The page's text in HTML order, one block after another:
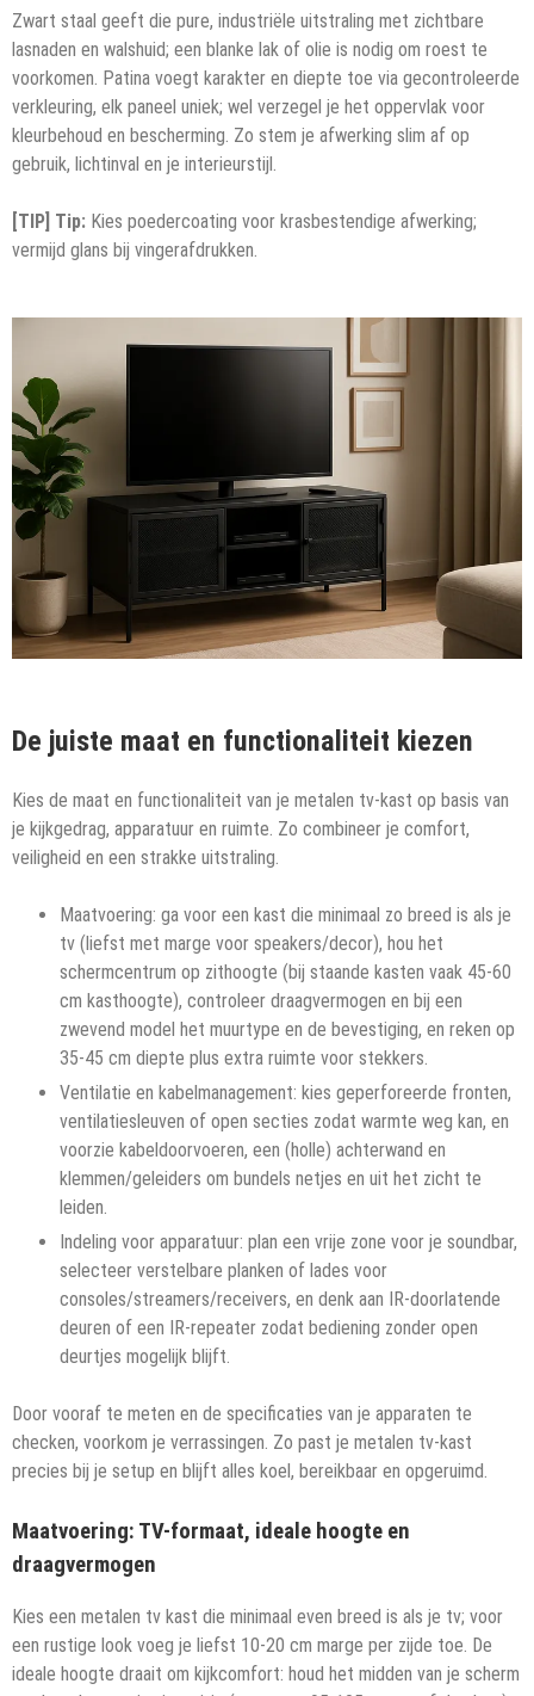
Zwart staal geeft die pure, industriële uitstraling met zichtbare
lasnaden en walshuid; een blanke lak of olie is nodig om roest te
voorkomen. Patina voegt karakter en diepte toe via gecontroleerde
verkleuring, elk paneel uniek; wel verzegel je het oppervlak voor
kleurbehoud en bescherming. Zo stem je afwerking slim af op
gebruik, lichtinval en je interieurstijl.
[TIP] Tip: Kies poedercoating voor krasbestendige afwerking;
vermijd glans bij vingerafdrukken.
De juiste maat en functionaliteit kiezen
Kies de maat en functionaliteit van je metalen tv-kast op basis van
je kijkgedrag, apparatuur en ruimte. Zo combineer je comfort,
veiligheid en een strakke uitstraling.
Maatvoering: ga voor een kast die minimaal zo breed is als je
tv (liefst met marge voor speakers/decor), hou het
schermcentrum op zithoogte (bij staande kasten vaak 45-60
cm kasthoogte), controleer draagvermogen en bij een
zwevend model het muurtype en de bevestiging, en reken op
35-45 cm diepte plus extra ruimte voor stekkers.
Ventilatie en kabelmanagement: kies geperforeerde fronten,
ventilatiesleuven of open secties zodat warmte weg kan, en
voorzie kabeldoorvoeren, een (holle) achterwand en
klemmen/geleiders om bundels netjes en uit het zicht te
leiden.
Indeling voor apparatuur: plan een vrije zone voor je soundbar,
selecteer verstelbare planken of lades voor
consoles/streamers/receivers, en denk aan IR-doorlatende
deuren of een IR-repeater zodat bediening zonder open
deurtjes mogelijk blijft.
Door vooraf te meten en de specificaties van je apparaten te
checken, voorkom je verrassingen. Zo past je metalen tv-kast
precies bij je setup en blijft alles koel, bereikbaar en opgeruimd.
Maatvoering: TV-formaat, ideale hoogte en
draagvermogen
Kies een metalen tv kast die minimaal even breed is als je tv; voor
een rustige look voeg je liefst 10-20 cm marge per zijde toe. De
ideale hoogte draait om kijkcomfort: houd het midden van je scherm